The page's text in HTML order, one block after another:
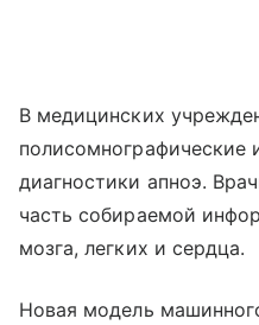
В медицинских
полисомнографические
диагностики апноэ.
часть собираемой
мозга, легких и сердца.
Новая модель